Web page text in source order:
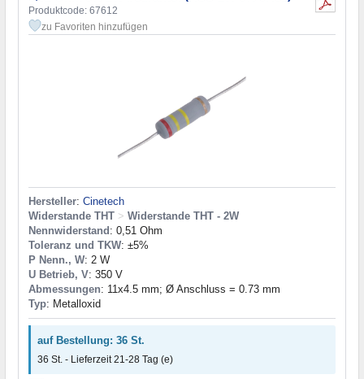
Produktcode: 67612
zu Favoriten hinzufügen
Hersteller: Cinetech
Widerstande THT > Widerstande THT - 2W
Nennwiderstand: 0,51 Ohm
Toleranz und TKW: ±5%
P Nenn., W: 2 W
U Betrieb, V: 350 V
Abmessungen: 11x4.5 mm; Ø Anschluss = 0.73 mm
Typ: Metalloxid
auf Bestellung: 36 St.
36 St. - Lieferzeit 21-28 Tag (e)